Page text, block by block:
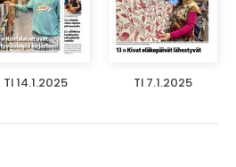
TI 14.1.2025 TI 7.1.2025